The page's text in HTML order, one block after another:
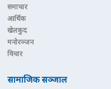
समाचार
आर्थिक
खेलकुद
मनोरञ्जन
विचार
सामाजिक सञ्जाल